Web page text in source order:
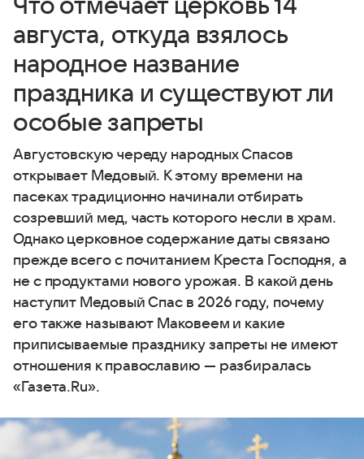
Что отмечает церковь 14
августа, откуда взялось
народное название
праздника и существуют ли
особые запреты
Августовскую череду народных Спасов
открывает Медовый. К этому времени на
пасеках традиционно начинали отбирать
созревший мед, часть которого несли в храм.
Однако церковное содержание даты связано
прежде всего с почитанием Креста Господня, а
не с продуктами нового урожая. В какой день
наступит Медовый Спас в 2026 году, почему
его также называют Маковеем и какие
приписываемые празднику запреты не имеют
отношения к православию — разбиралась
«Газета.Ru».